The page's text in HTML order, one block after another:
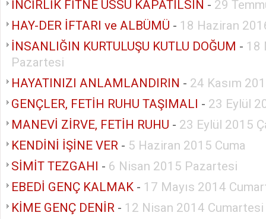
İNCİRLİK FİTNE ÜSSÜ KAPATILSIN - 29
HAY-DER İFTARI ve ALBÜMÜ - 18 Haziran
İNSANLIĞIN KURTULUŞU KUTLU DOĞUM - 18
Pazartesi
HAYATINIZI ANLAMLANDIRIN - 24 Kasım
GENÇLER, FETİH RUHU TAŞIMALI - 23 Eylül
MANEVİ ZİRVE, FETİH RUHU - 23 Eylül 2015
KENDİNİ İŞİNE VER - 5 Haziran 2015 Cuma
SİMİT TEZGAHI
- 6 Nisan 2015 Pazartesi
EBEDİ GENÇ KALMAK - 17 Mayıs 2014
KİME GENÇ DENİR - 12 Nisan 2014 Cumartesi